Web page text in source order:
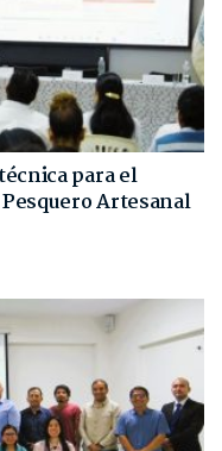
para el
Artesanal